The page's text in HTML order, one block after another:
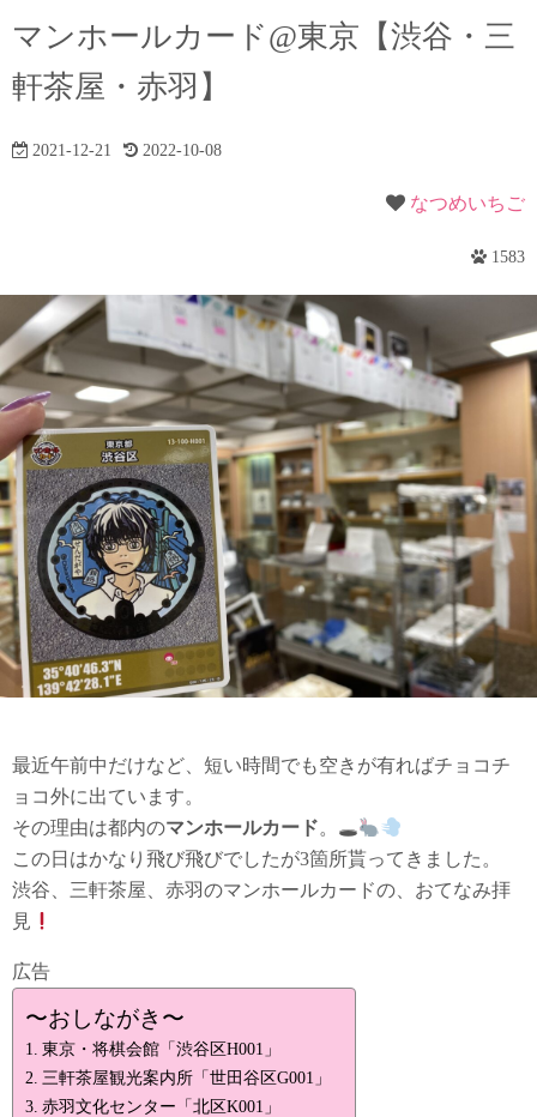
マンホールカード@東京【渋谷・三
軒茶屋・赤羽】
2021-12-21 2022-10-08
なつめいちご
1583
最近午前中だけなど、短い時間でも空きが有ればチョコチ
ョコ外に出ています。
その理由は都内のマンホールカード。🕳
この日はかなり飛び飛びでしたが3箇所貰ってきました。
渋谷、三軒茶屋、赤羽のマンホールカードの、おてなみ拝
見
広告
〜おしながき〜
東京・将棋会館「渋谷区H001」
三軒茶屋観光案内所「世田谷区G001」
赤羽文化センター「北区K001」